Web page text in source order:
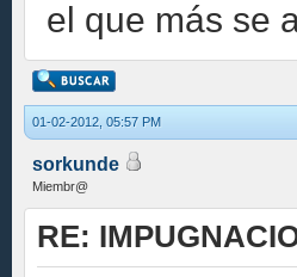
el que más se
01-02-2012, 05:57 PM
sorkunde
Miembr@
RE: